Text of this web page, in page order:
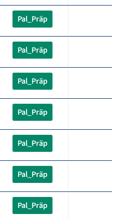
Pal_Präp
Pal_Präp
Pal_Präp
Pal_Präp
Pal_Präp
Pal_Präp
Pal_Präp